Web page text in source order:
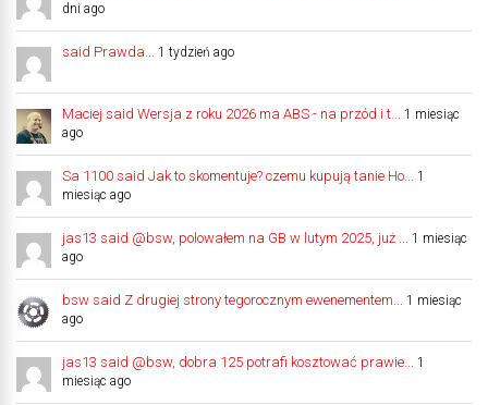
dni ago
said Prawda... 1 tydzień ago
Maciej said Wersja z roku 2026 ma ABS - na przód i t... 1 miesiąc
ago
Sa 1100 said Jak to skomentuje? czemu kupują tanie Ho... 1
miesiąc ago
jas13 said @bsw, polowałem na GB w lutym 2025, już ... 1 miesiąc
ago
bsw said Z drugiej strony tegorocznym ewenementem... 1 miesiąc
ago
jas13 said @bsw, dobra 125 potrafi kosztować prawie... 1
miesiąc ago